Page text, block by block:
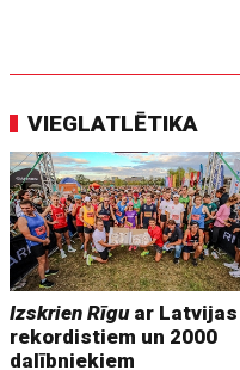
VIEGLATLĒTIKA
Izskrien Rīguar Latvijas
rekordistiem un 2000
dalībniekiem